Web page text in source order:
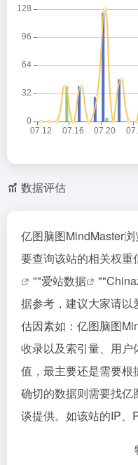
数据评估
亿图脑图MindMaster
要查询该站的相关权重
""爱站数据 ""
据参考，建议大家请
估因素如：亿图脑图
收录以及索引量、用
值，最主要还是需要
确切的数据则需要找亿
谈提供。如该站的IP、